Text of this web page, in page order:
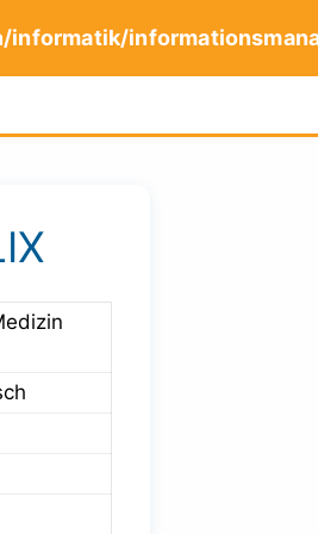
informatik/